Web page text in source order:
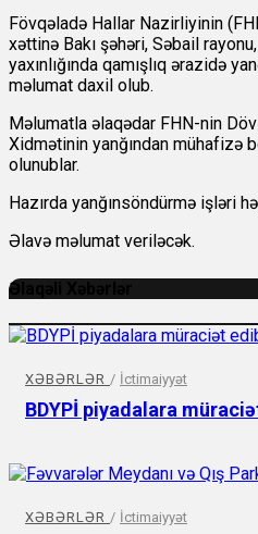
Fövqəladə Hallar Nazirliyinin
xəttinə Bakı şəhəri, Səbail
yaxınlığında qamışlıq ərazidə
məlumat daxil olub.
Məlumatla əlaqədar FHN-nin
Xidmətinin yanğından mühafizə
olunublar.
Hazırda yanğınsöndürmə işləri
Əlavə məlumat veriləcək.
Əlaqəli Xəbərlər
XƏBƏRLƏR / İctimaiyyət
BDYPİ piyadalara
XƏBƏRLƏR / İctimaiyyət